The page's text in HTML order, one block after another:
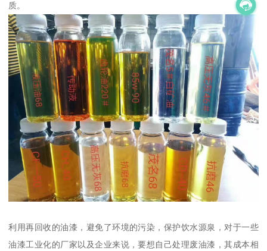
质。
利用再回收的油漆，避免了环境的污染，保护饮水源泉，对于一些
油漆工业化的厂家以及企业来说，要想自己处理废油漆，其成本相